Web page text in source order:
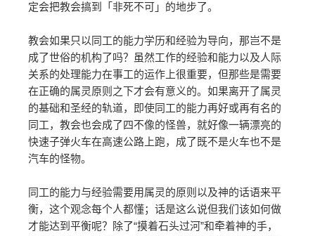
定会把教会搞到「非死不可」的地步了。
教会如果只以同工的能力学历和经验为导向，那岂不是
成了世俗的机构了吗？虽然工作的经验和能力以及人际
关系的处理能力在事工的运作上很重要，但那些是需要
在正确的属灵原则之下才会有意义的。如果离开了属灵
的基础和圣经的轨道，即使同工的能力再好或再有名的
同工，教会也会成了四不像的怪兽，就好像一辆漂亮的
快速子弹火车在高速公路上跑，成了既不是火车也不是
汽车的怪物。
同工的能力与经验需要用属灵的原则以及神的话语来平
衡，这个观念每个人都懂；话是这么说但我们该如何做
才能达到平衡呢？除了“摸着石头过河”和牵着神的手，